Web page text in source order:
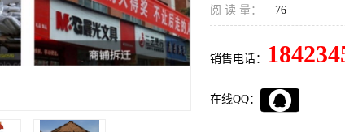
阅 读 量： 76
销售电话：
在线QQ：